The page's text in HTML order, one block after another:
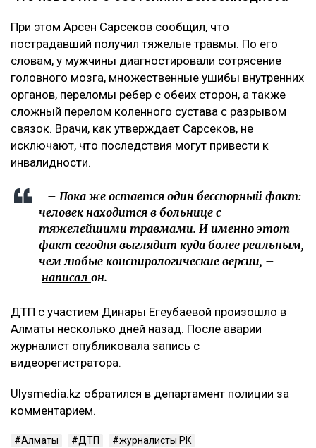
При этом Арсен Сарсеков сообщил, что
пострадавший получил тяжелые травмы. По его
словам, у мужчины диагностировали сотрясение
головного мозга, множественные ушибы внутренних
органов, переломы ребер с обеих сторон, а также
сложный перелом коленного сустава с разрывом
связок. Врачи, как утверждает Сарсеков, не
исключают, что последствия могут привести к
инвалидности.
– Пока же остается один бесспорный факт:
человек находится в больнице с
тяжелейшими травмами. И именно этот
факт сегодня выглядит куда более реальным,
чем любые конспирологические версии, –
написал он.
ДТП с участием Динары Егеубаевой произошло в
Алматы несколько дней назад. После аварии
журналист опубликовала запись с
видеорегистратора.
Ulysmedia.kz обратился в департамент полиции за
комментарием.
Алматы ДТП
журналисты РК